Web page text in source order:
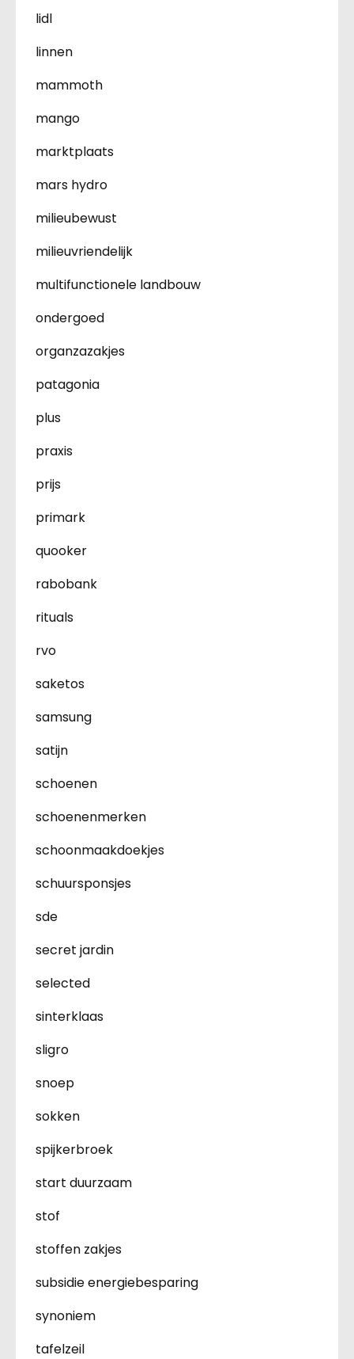
lidl
linnen
mammoth
mango
marktplaats
mars hydro
milieubewust
milieuvriendelijk
multifunctionele landbouw
ondergoed
organzazakjes
patagonia
plus
praxis
prijs
primark
quooker
rabobank
rituals
rvo
saketos
samsung
satijn
schoenen
schoenenmerken
schoonmaakdoekjes
schuursponsjes
sde
secret jardin
selected
sinterklaas
sligro
snoep
sokken
spijkerbroek
start duurzaam
stof
stoffen zakjes
subsidie energiebesparing
synoniem
tafelzeil